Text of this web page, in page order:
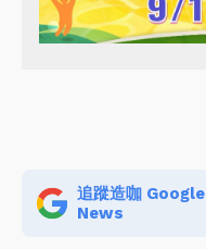
追蹤造咖 Google
News